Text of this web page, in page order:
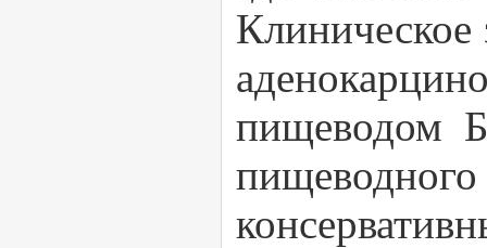
Клиническое
пищеводом